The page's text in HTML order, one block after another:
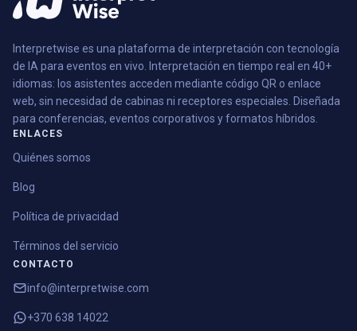
Interpretwise es una plataforma de interpretación con tecnología
de IA para eventos en vivo. Interpretación en tiempo real en 40+
idiomas: los asistentes acceden mediante código QR o enlace
web, sin necesidad de cabinas ni receptores especiales. Diseñada
para conferencias, eventos corporativos y formatos híbridos.
ENLACES
Quiénes somos
Blog
Política de privacidad
Términos del servicio
CONTACTO
info@interpretwise.com
+370 638 14022